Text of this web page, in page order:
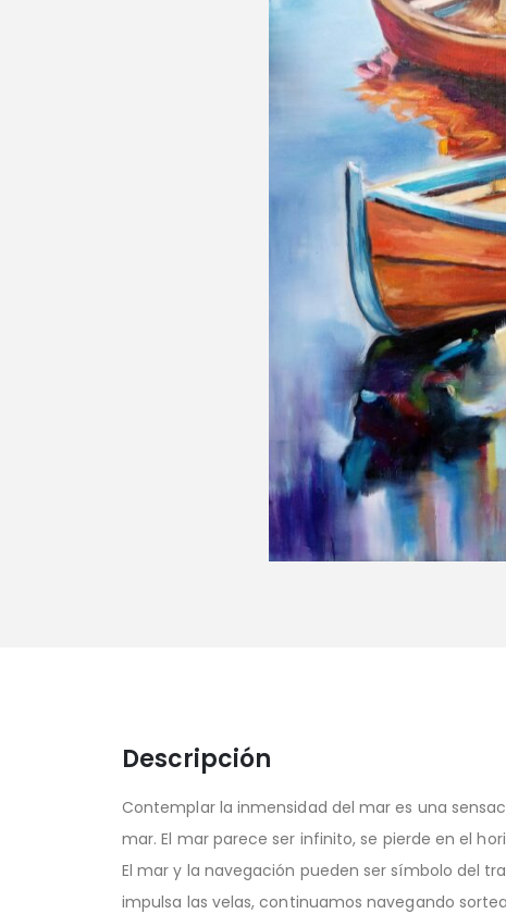
Descripción
Contemplar la inmensidad del mar es una
mar. El mar parece ser infinito, se pierde en el
El mar y la navegación pueden ser símbolo del
impulsa las velas, continuamos navegando